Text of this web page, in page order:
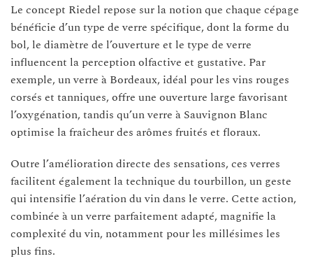
Le concept Riedel repose sur la notion que chaque cépage
bénéficie d’un type de verre spécifique, dont la forme du
bol, le diamètre de l’ouverture et le type de verre
influencent la perception olfactive et gustative. Par
exemple, un verre à Bordeaux, idéal pour les vins rouges
corsés et tanniques, offre une ouverture large favorisant
l’oxygénation, tandis qu’un verre à Sauvignon Blanc
optimise la fraîcheur des arômes fruités et floraux.
Outre l’amélioration directe des sensations, ces verres
facilitent également la technique du tourbillon, un geste
qui intensifie l’aération du vin dans le verre. Cette action,
combinée à un verre parfaitement adapté, magnifie la
complexité du vin, notamment pour les millésimes les
plus fins.